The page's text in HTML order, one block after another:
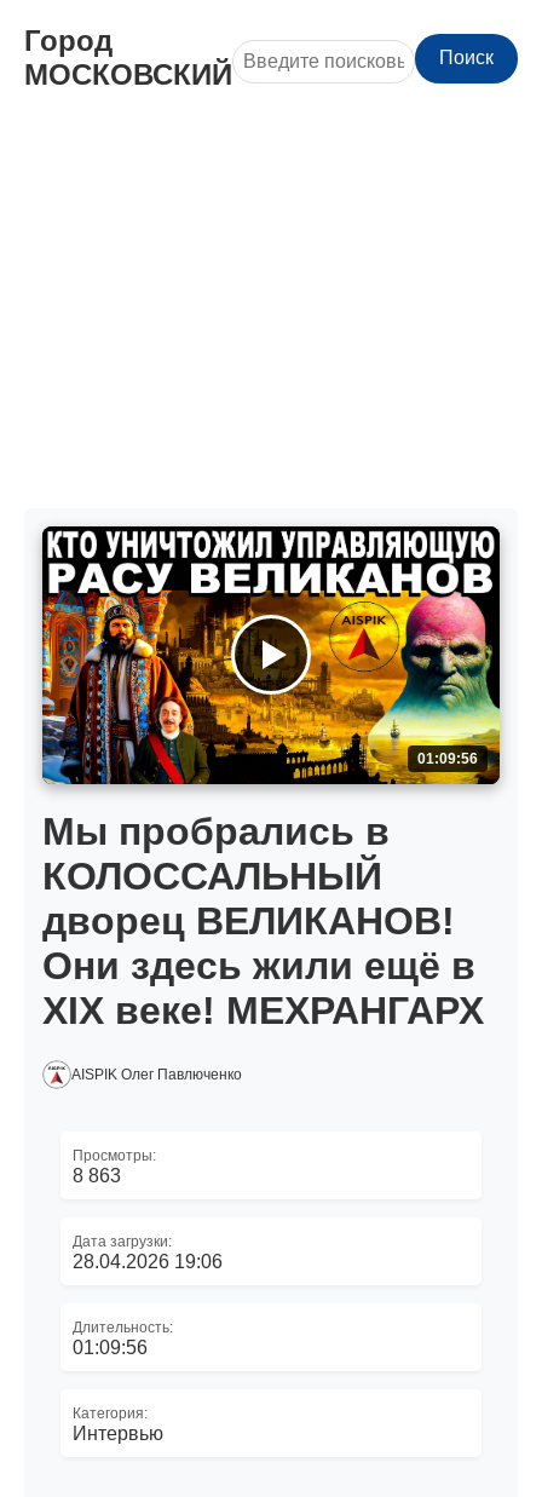
Город
МОСКОВСКИЙ
Поиск
01:09:56
Мы пробрались в
КОЛОССАЛЬНЫЙ
дворец ВЕЛИКАНОВ!
Они здесь жили ещё в
XIX веке! МЕХРАНГАРХ
AISPIK Олег Павлюченко
Просмотры:
8 863
Дата загрузки:
28.04.2026 19:06
Длительность:
01:09:56
Категория:
Интервью